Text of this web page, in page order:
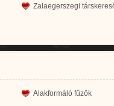
Zalaegerszegi
Alakformáló fűzők